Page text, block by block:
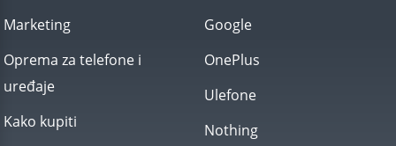
Marketing
Oprema za telefone i
uređaje
Kako kupiti
Google
OnePlus
Ulefone
Nothing